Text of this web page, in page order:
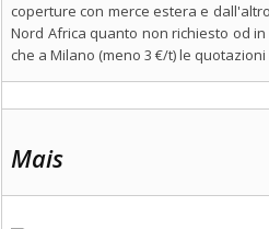
coperture con merce estera e
Nord Africa quanto non richiesto od
che a Milano (meno 3 €/t) le
Mais